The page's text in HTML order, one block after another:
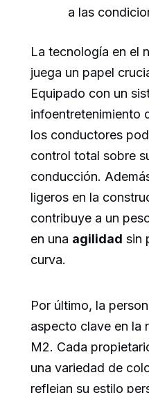
a las
La tecnología en el
juega un papel
Equipado con un
infoentretenimiento
los conductores
control total sobre
conducción.
ligeros en la
contribuye a un
en una agilidad sin
curva.
Por último, la
aspecto clave en la
M2. Cada
una variedad de
reflejan su estilo